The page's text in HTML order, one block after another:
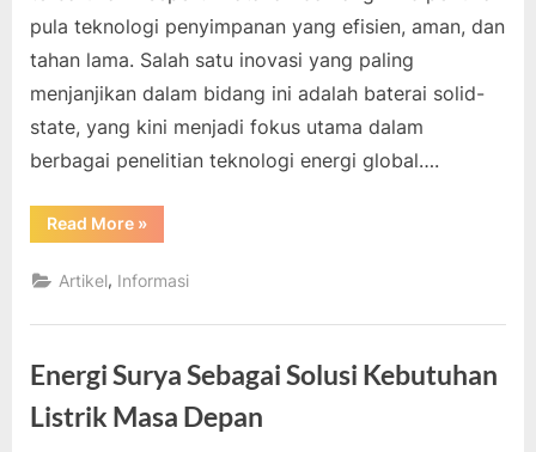
pula teknologi penyimpanan yang efisien, aman, dan
tahan lama. Salah satu inovasi yang paling
menjanjikan dalam bidang ini adalah baterai solid-
state, yang kini menjadi fokus utama dalam
berbagai penelitian teknologi energi global….
Read More“Inovasi
Baterai
State
Perpanjang
Perangkat”
»
Artikel, Informasi
Energi Surya Sebagai Solusi Kebutuhan
Listrik Masa Depan